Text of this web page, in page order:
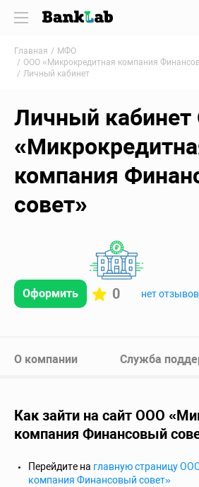
Главная
МФО
ООО «Микрокредитная компания
Личный кабинет
Личный
компания
совет»
Оформить 0 нет отзывов
О компании Служба
Как зайти на сайт ООО
компания Финансовый
Перейдите на главную страницу
компания Финансовый совет»